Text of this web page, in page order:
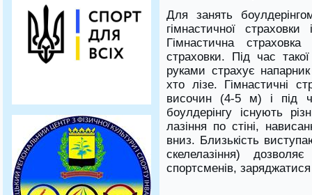
Для занять
гімнастичної
Гімнастична
страховки. Під час
руками страхує
хто лізе. Гімнастичні
височин (4-5 м) і під
боулдерінгу існують
лазіння по стіні,
вниз. Близькість
скелелазіння)
спортсменів, заряджатися